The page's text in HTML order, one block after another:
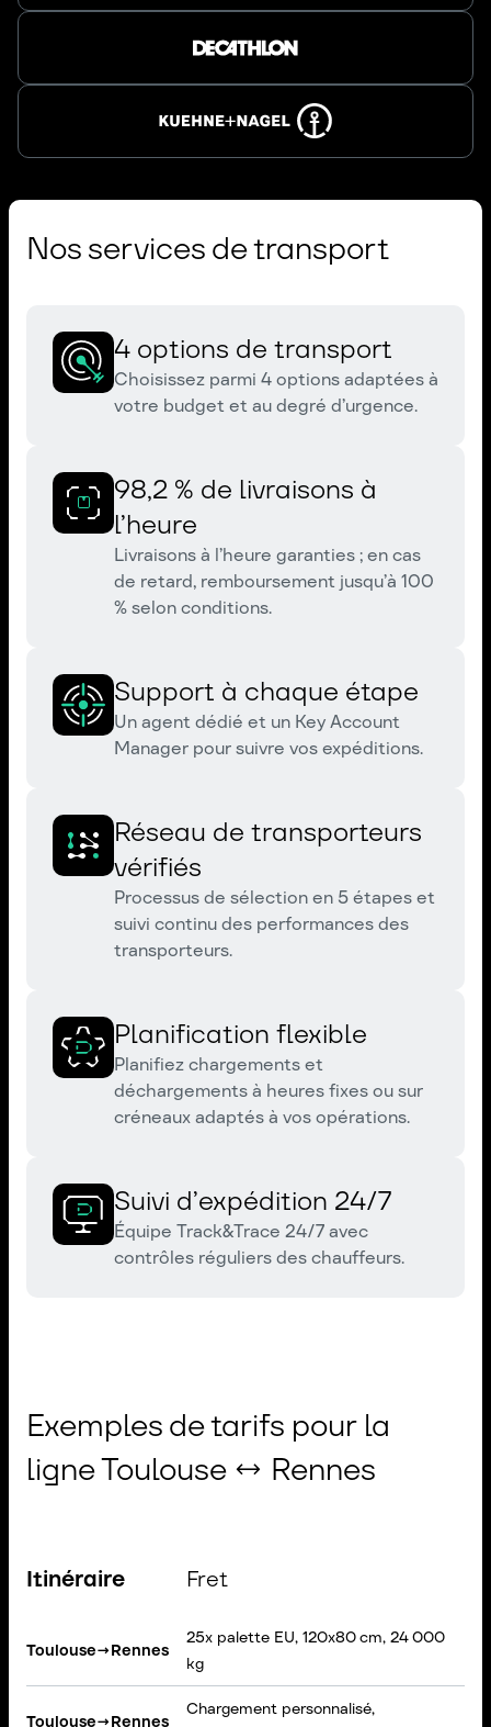
Nos services de transport
4 options de transport
Choisissez parmi 4 options adaptées à
votre budget et au degré d’urgence.
98,2 % de livraisons à
l’heure
Livraisons à l’heure garanties ; en cas
de retard, remboursement jusqu’à 100
% selon conditions.
Support à chaque étape
Un agent dédié et un Key Account
Manager pour suivre vos expéditions.
Réseau de transporteurs
vérifiés
Processus de sélection en 5 étapes et
suivi continu des performances des
transporteurs.
Planification flexible
Planifiez chargements et
déchargements à heures fixes ou sur
créneaux adaptés à vos opérations.
Suivi d’expédition 24/7
Équipe Track&Trace 24/7 avec
contrôles réguliers des chauffeurs.
Exemples de tarifs pour la
ligne Toulouse ↔ Rennes
Itinéraire Fret
Toulouse→Rennes
25x palette EU, 120x80 cm, 24 000
kg
Toulouse→Rennes
Chargement personnalisé,